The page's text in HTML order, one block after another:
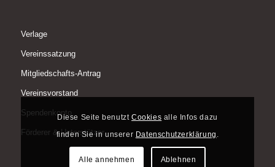
Verlage
Vereinssatzung
Mitgliedschafts-Antrag
Vereinsvorstand
Spendenkonto
Förderer & Unterstützer
Diese Seite benutztCookies alle Infos dazu
finden Sie in unserer Datenschutzerklärung
Alle annehmen Ablehnen